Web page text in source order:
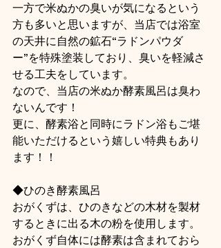
一方で米ぬかの臭いが気になるという
方も多いと思いますが、当店では浴室
の天井に自然の鉱石“ラドンパウダ
ー”を特殊塗装しており、臭いを軽減さ
せる工夫をしています。
なので、当店の米ぬか酵素風呂は臭わ
ないんです！
更に、酵素浴と同時にラドン浴もご堪
能いただけるという嬉しい特典もあり
ます！！
◆ひのき酵素風呂
おがくずは、ひのきなどの木材を製材
するときに出る木の粉を使用します。
おがくず自体には酵素は含まれておら